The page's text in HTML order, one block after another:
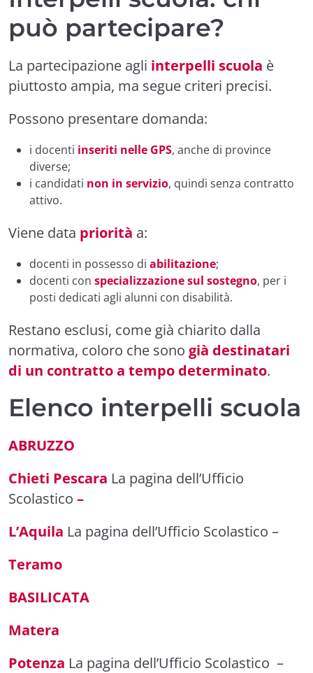
può partecipare?
La partecipazione agli interpelli scuola è
piuttosto ampia, ma segue criteri precisi.
Possono presentare domanda:
i docenti inseriti nelle GPS, anche di province
diverse;
i candidati non in servizio, quindi senza contratto
attivo.
Viene data priorità a:
docenti in possesso di abilitazione;
docenti con specializzazione sul sostegno, per i
posti dedicati agli alunni con disabilità.
Restano esclusi, come già chiarito dalla
normativa, coloro che sono già destinatari
di un contratto a tempo determinato.
Elenco interpelli scuola
ABRUZZO
Chieti Pescara La pagina dell’Ufficio
Scolastico –
L’Aquila La pagina dell’Ufficio Scolastico –
Teramo
BASILICATA
Matera
Potenza La pagina dell’Ufficio Scolastico –